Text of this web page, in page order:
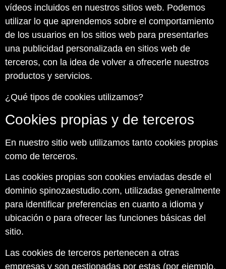
vídeos incluidos en nuestros sitios web. Podemos
utilizar lo que aprendemos sobre el comportamiento
de los usuarios en los sitios web para presentarles
una publicidad personalizada en sitios web de
terceros, con la idea de volver a ofrecerle nuestros
productos y servicios.
¿Qué tipos de cookies utilizamos?
Cookies propias y de terceros
En nuestro sitio web utilizamos tanto cookies propias
como de terceros.
Las cookies propias son cookies enviadas desde el
dominio spinozaestudio.com, utilizadas generalmente
para identificar preferencias en cuanto a idioma y
ubicación o para ofrecer las funciones básicas del
sitio.
Las cookies de terceros pertenecen a otras
empresas y son gestionadas por estas (por ejemplo,